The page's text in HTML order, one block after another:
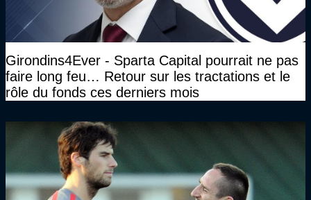
Girondins4Ever - Sparta Capital pourrait ne pas
faire long feu… Retour sur les tractations et le
rôle du fonds ces derniers mois